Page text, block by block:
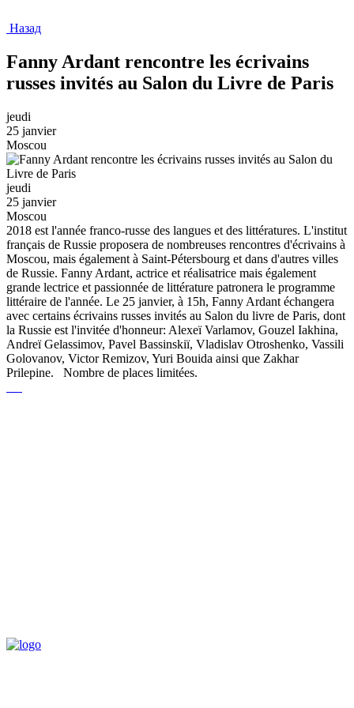
Назад
Fanny Ardant rencontre les écrivains
russes invités au Salon du Livre de Paris
jeudi
25 janvier
Moscou
jeudi
25 janvier
Moscou
2018 est l'année franco-russe des langues et des littératures. L'institut
français de Russie proposera de nombreuses rencontres d'écrivains à
Moscou, mais également à Saint-Pétersbourg et dans d'autres villes
de Russie. Fanny Ardant, actrice et réalisatrice mais également
grande lectrice et passionnée de littérature patronera le programme
littéraire de l'année. Le 25 janvier, à 15h, Fanny Ardant échangera
avec certains écrivains russes invités au Salon du livre de Paris, dont
la Russie est l'invitée d'honneur: Alexeï Varlamov, Gouzel Iakhina,
Andreï Gelassimov, Pavel Bassinskiï, Vladislav Otroshenko, Vassili
Golovanov, Victor Remizov, Yuri Bouida ainsi que Zakhar
Prilepine. Nombre de places limitées.